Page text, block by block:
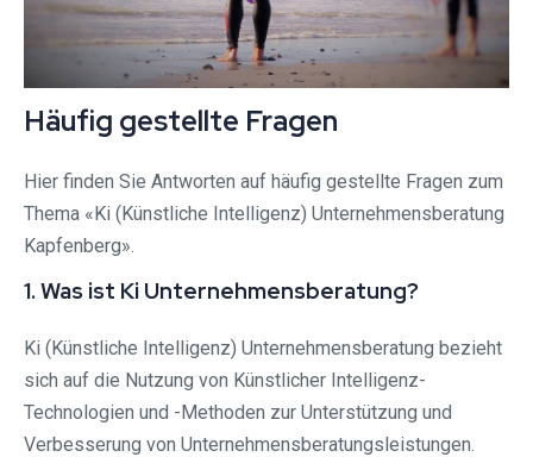
Häufig gestellte Fragen
Hier finden Sie Antworten auf häufig gestellte Fragen zum
Thema «Ki (Künstliche Intelligenz) Unternehmensberatung
Kapfenberg».
1. Was ist Ki Unternehmensberatung?
Ki (Künstliche Intelligenz) Unternehmensberatung bezieht
sich auf die Nutzung von Künstlicher Intelligenz-
Technologien und -Methoden zur Unterstützung und
Verbesserung von Unternehmensberatungsleistungen.